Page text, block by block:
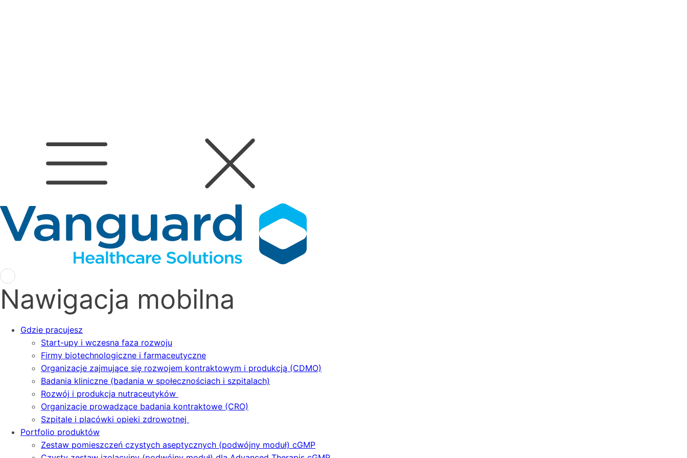
Nawigacja mobilna
Gdzie pracujesz
Start-upy i wczesna faza rozwoju
Firmy biotechnologiczne i farmaceutyczne
Organizacje zajmujące się rozwojem kontraktowym i produkcją (CDMO)
Badania kliniczne (badania w społecznościach i szpitalach)
Rozwój i produkcja nutraceutyków
Organizacje prowadzące badania kontraktowe (CRO)
Szpitale i placówki opieki zdrowotnej
Portfolio produktów
Zestaw pomieszczeń czystych aseptycznych (podwójny moduł) cGMP